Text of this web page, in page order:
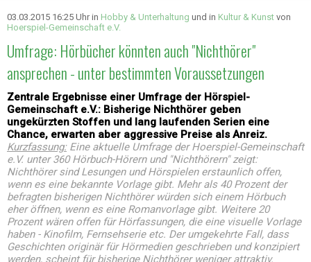
03.03.2015 16:25 Uhr in Hobby & Unterhaltung und in Kultur & Kunst von
Hoerspiel-Gemeinschaft e.V.
Umfrage: Hörbücher könnten auch "Nichthörer"
ansprechen - unter bestimmten Voraussetzungen
Zentrale Ergebnisse einer Umfrage der Hörspiel-
Gemeinschaft e.V.: Bisherige Nichthörer geben
ungekürzten Stoffen und lang laufenden Serien eine
Chance, erwarten aber aggressive Preise als Anreiz.
Kurzfassung:Eine aktuelle Umfrage der Hoerspiel-Gemeinschaft
e.V. unter 360 Hörbuch-Hörern und "Nichthörern" zeigt:
Nichthörer sind Lesungen und Hörspielen erstaunlich offen,
wenn es eine bekannte Vorlage gibt. Mehr als 40 Prozent der
befragten bisherigen Nichthörer würden sich einem Hörbuch
eher öffnen, wenn es eine Romanvorlage gibt. Weitere 20
Prozent wären offen für Hörfassungen, die eine visuelle Vorlage
haben - Kinofilm, Fernsehserie etc. Der umgekehrte Fall, dass
Geschichten originär für Hörmedien geschrieben und konzipiert
werden, scheint für bisherige Nichthörer weniger attraktiv.